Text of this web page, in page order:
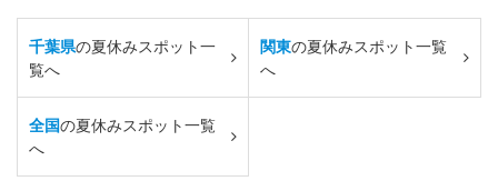
千葉県の夏休みスポット一
覧へ
関東の夏休みスポット一覧
へ
全国の夏休みスポット一覧
へ